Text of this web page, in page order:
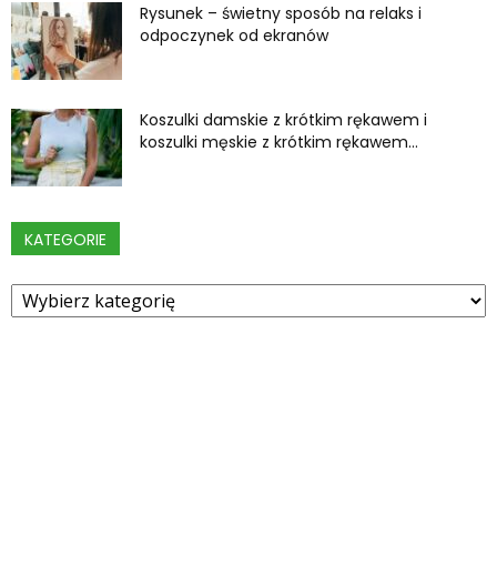
Rysunek – świetny sposób na relaks i
odpoczynek od ekranów
Koszulki damskie z krótkim rękawem i
koszulki męskie z krótkim rękawem...
KATEGORIE
Kategorie